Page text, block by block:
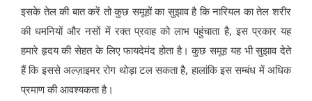
इसके तेल की बात करें तो कुछ समूहों का सुझाव है कि नारियल का तेल शरीर
की धमनियों और नसों में रक्त प्रवाह को लाभ पहुंचाता है, इस प्रकार यह
हमारे हृदय की सेहत के लिए फायदेमंद होता है। कुछ समूह यह भी सुझाव देते
हैं कि इससे अल्ज़ाइमर रोग थोड़ा टल सकता है, हालांकि इस सम्बंध में अधिक
प्रमाण की आवश्यकता है।